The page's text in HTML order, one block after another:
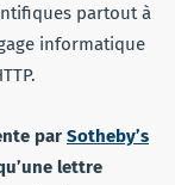
partout à
informatique
par Sotheby’s
lettre